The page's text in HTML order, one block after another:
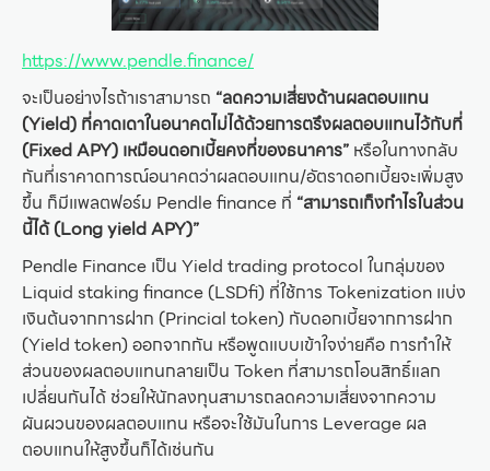
https://www.pendle.finance/
จะเป็นอย่างไรถ้าเราสามารถ “ลดความเสี่ยงด้านผลตอบแทน
(Yield) ที่คาดเดาในอนาคตไม่ได้ด้วยการตรึงผลตอบแทนไว้กับที่
(Fixed APY) เหมือนดอกเบี้ยคงที่ของธนาคาร” หรือในทางกลับ
กันที่เราคาดการณ์อนาคตว่าผลตอบแทน/อัตราดอกเบี้ยจะเพิ่มสูง
ขึ้น ก็มีแพลตฟอร์ม Pendle finance ที่ “สามารถเก็งกำไรในส่วน
นี้ได้ (Long yield APY)”
Pendle Finance เป็น Yield trading protocol ในกลุ่มของ
Liquid staking finance (LSDfi) ที่ใช้การ Tokenization แบ่ง
เงินต้นจากการฝาก (Princial token) กับดอกเบี้ยจากการฝาก
(Yield token) ออกจากกัน หรือพูดแบบเข้าใจง่ายคือ การทำให้
ส่วนของผลตอบแทนกลายเป็น Token ที่สามารถโอนสิทธิ์แลก
เปลี่ยนกันได้ ช่วยให้นักลงทุนสามารถลดความเสี่ยงจากความ
ผันผวนของผลตอบแทน หรือจะใช้มันในการ Leverage ผล
ตอบแทนให้สูงขึ้นก็ได้เช่นกัน